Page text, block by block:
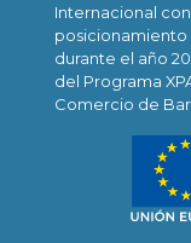
Internacional
durante el año
del Programa
Comercio de